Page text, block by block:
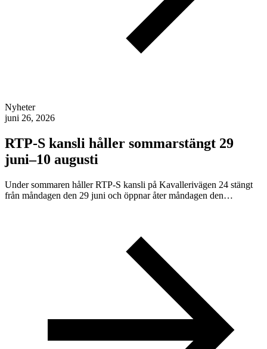
Nyheter
juni 26, 2026
RTP-S kansli håller sommarstängt 29
juni–10 augusti
Under sommaren håller RTP-S kansli på Kavallerivägen 24 stängt
från måndagen den 29 juni och öppnar åter måndagen den…